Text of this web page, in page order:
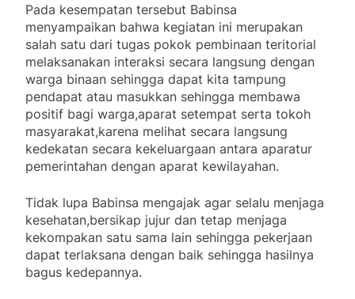
Pada kesempatan tersebut Babinsa
menyampaikan bahwa kegiatan ini merupakan
salah satu dari tugas pokok pembinaan teritorial
melaksanakan interaksi secara langsung dengan
warga binaan sehingga dapat kita tampung
pendapat atau masukkan sehingga membawa
positif bagi warga,aparat setempat serta tokoh
masyarakat,karena melihat secara langsung
kedekatan secara kekeluargaan antara aparatur
pemerintahan dengan aparat kewilayahan.
Tidak lupa Babinsa mengajak agar selalu menjaga
kesehatan,bersikap jujur dan tetap menjaga
kekompakan satu sama lain sehingga pekerjaan
dapat terlaksana dengan baik sehingga hasilnya
bagus kedepannya.